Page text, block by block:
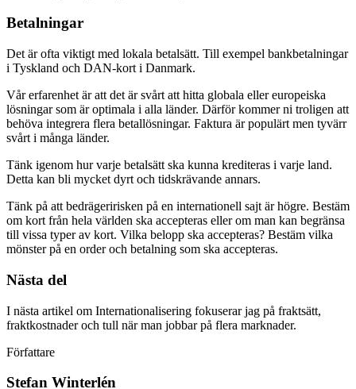
Betalningar
Det är ofta viktigt med lokala betalsätt. Till exempel bankbetalningar
i Tyskland och DAN-kort i Danmark.
Vår erfarenhet är att det är svårt att hitta globala eller europeiska
lösningar som är optimala i alla länder. Därför kommer ni troligen att
behöva integrera flera betallösningar. Faktura är populärt men tyvärr
svårt i många länder.
Tänk igenom hur varje betalsätt ska kunna krediteras i varje land.
Detta kan bli mycket dyrt och tidskrävande annars.
Tänk på att bedrägeririsken på en internationell sajt är högre. Bestäm
om kort från hela världen ska accepteras eller om man kan begränsa
till vissa typer av kort. Vilka belopp ska accepteras? Bestäm vilka
mönster på en order och betalning som ska accepteras.
Nästa del
I nästa artikel om Internationalisering fokuserar jag på fraktsätt,
fraktkostnader och tull när man jobbar på flera marknader.
Författare
Stefan Winterlén